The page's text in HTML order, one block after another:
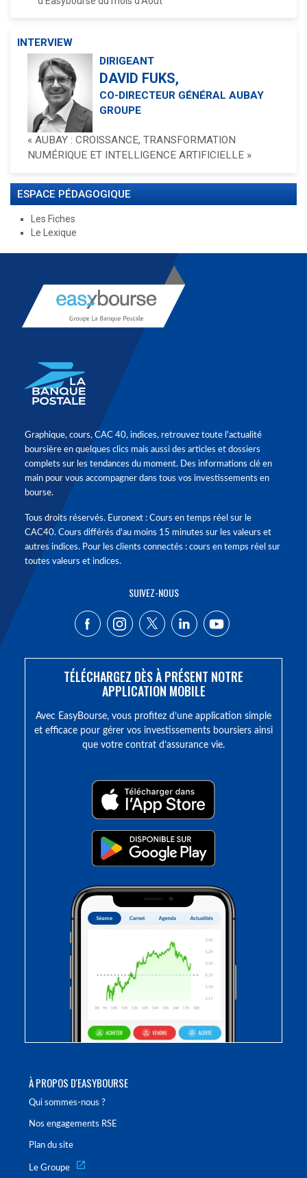
INTERVIEW
DIRIGEANT
DAVID FUKS,
CO-DIRECTEUR GÉNÉRAL AUBAY
GROUPE
« AUBAY : CROISSANCE, TRANSFORMATION
NUMÉRIQUE ET INTELLIGENCE ARTIFICIELLE »
ESPACE PÉDAGOGIQUE
Les Fiches
Le Lexique
À PROPOS D'EASYBOURSE
Qui sommes-nous ?
Nos engagements RSE
Plan du site
Le Groupe
Graphique, cours, CAC 40, indices, retrouvez toute l'actualité
boursière en quelques clics mais aussi des articles et dossiers
complets sur les tendances du moment. Des informations clé en
main pour vous accompagner dans tous vos investissements en
bourse.
Tous droits réservés. Euronext : Cours en temps réel sur le
CAC40. Cours différés d'au moins 15 minutes sur les valeurs et
autres indices. Pour les clients connectés : cours en temps réel sur
toutes valeurs et indices.
SUIVEZ-NOUS
TÉLÉCHARGEZ DÈS À PRÉSENT NOTRE
APPLICATION MOBILE
Avec EasyBourse, vous profitez d’une application simple
et efficace pour gérer vos investissements boursiers ainsi
que votre contrat d’assurance vie.